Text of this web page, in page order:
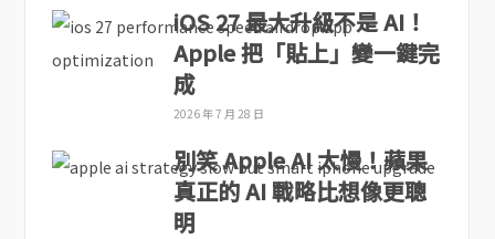
iOS 27 最大升級不是 AI！
Apple 把「貼上」變一鍵完
成
2026 年 7 月 28 日
別笑 Apple AI 太慢！蘋果
真正的 AI 戰略比想像更聰
明